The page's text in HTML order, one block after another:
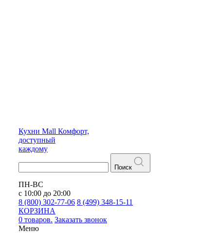
Кухни Mall Комфорт,
доступный
каждому
Поиск
ПН-ВС
с 10:00 до 20:00
8 (800) 302-77-06 8 (499) 348-15-11
КОРЗИНА
0 товаров. Заказать звонок
Меню